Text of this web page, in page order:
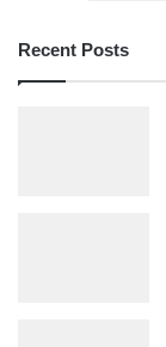
Recent Posts